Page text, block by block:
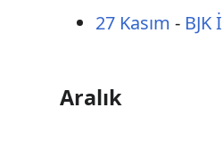
27 Kasım -
Aralık